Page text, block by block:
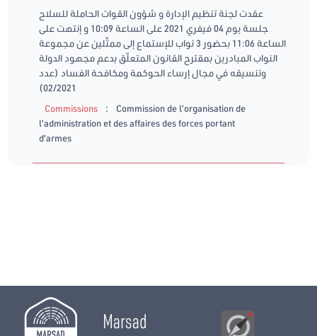
عقدت لجنة تنظيم الإدارة و شؤون القوات الحاملة للسلاح
جلسة يوم 04 فيفري 2021 على الساعة 10:09 و إنتهت على
الساعة 11:06 بحضور 3 نواب للإستماع إلى ممثّلين عن مجموعة
النواب المبادرين بمقترح القانون المتعلّق بدعم مجهود الدولة
وتنسيقه في مجال إرساء الحوكمة ومكافحة الفساد (عدد
02/2021)
Commissions
:
Commission de l’organisation de
l’administration et des affaires des forces portant
d’armes
Marsad